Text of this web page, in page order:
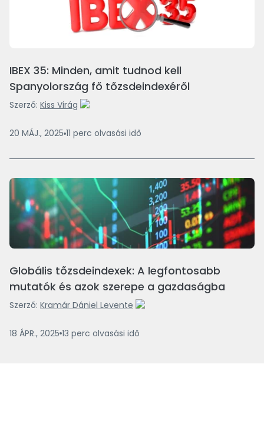
IBEX 35: Minden, amit tudnod kell
Spanyolország fő tőzsdeindexéről
Szerző: Kiss Virág
20 MÁJ., 2025 11 perc olvasási idő
Globális tőzsdeindexek: A legfontosabb
mutatók és azok szerepe a gazdaságba
Szerző: Kramár Dániel Levente
18 ÁPR., 2025 13 perc olvasási idő